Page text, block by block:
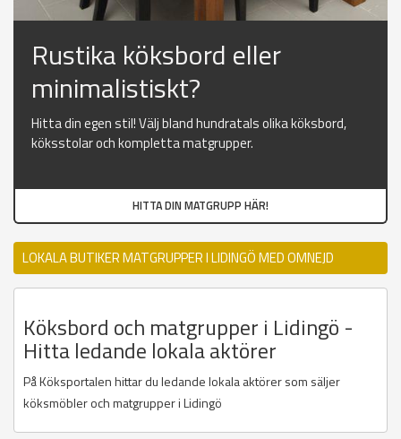
Rustika köksbord eller
minimalistiskt?
Hitta din egen stil! Välj bland hundratals olika köksbord,
köksstolar och kompletta matgrupper.
HITTA DIN MATGRUPP HÄR!
LOKALA BUTIKER MATGRUPPER I LIDINGÖ MED OMNEJD
Köksbord och matgrupper i Lidingö -
Hitta ledande lokala aktörer
På Köksportalen hittar du ledande lokala aktörer som säljer
köksmöbler och matgrupper i Lidingö